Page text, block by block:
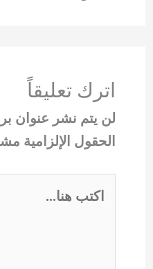
اترك تعليقاً
لن يتم نشر عنوان
الحقول الإلزامية